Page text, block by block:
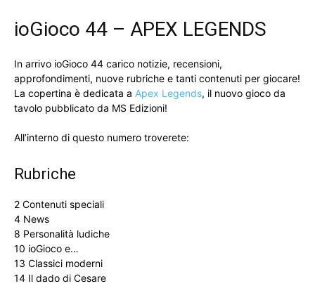
ioGioco 44 – APEX LEGENDS
In arrivo ioGioco 44 carico notizie, recensioni,
approfondimenti, nuove rubriche e tanti contenuti per giocare!
La copertina è dedicata a Apex Legends, il nuovo gioco da
tavolo pubblicato da MS Edizioni!
All’interno di questo numero troverete:
Rubriche
2 Contenuti speciali
4 News
8 Personalità ludiche
10 ioGioco e…
13 Classici moderni
14 Il dado di Cesare